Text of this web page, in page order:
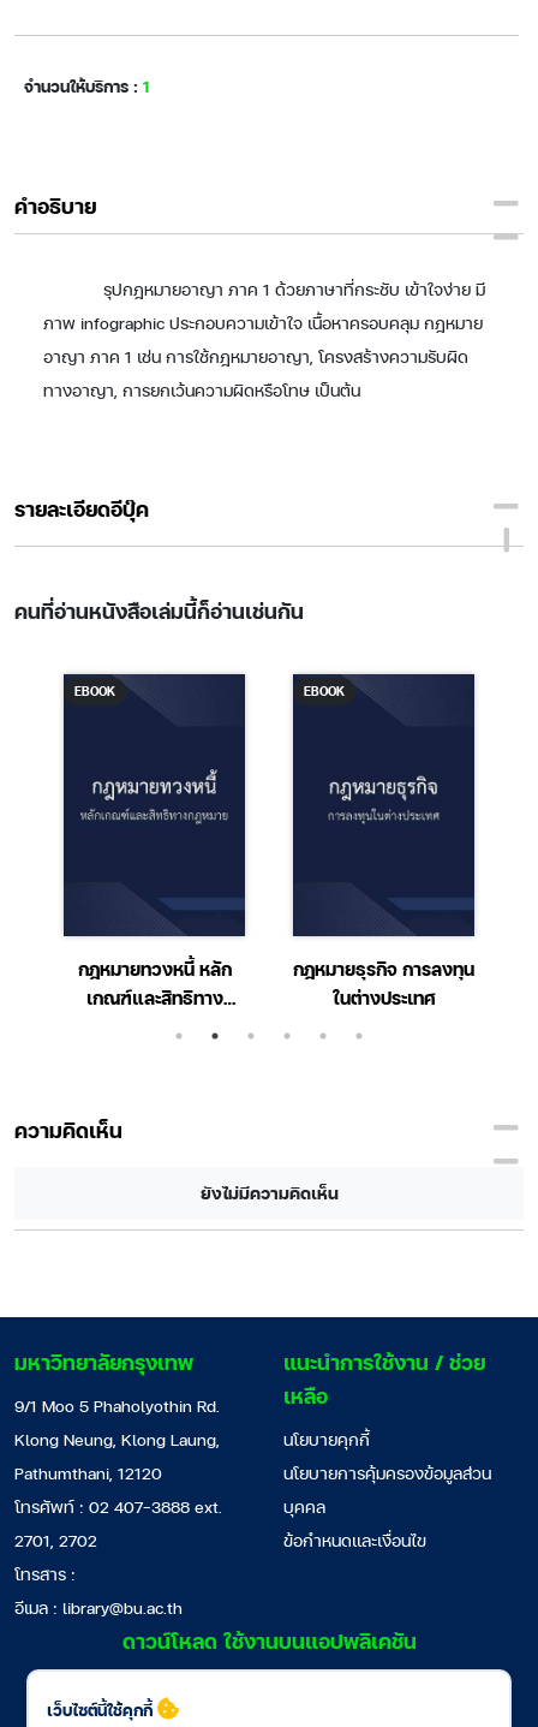
จำนวนให้บริการ : 1
คำอธิบาย
รุปกฎหมายอาญา ภาค 1 ด้วยภาษาที่กระชับ เข้าใจง่าย มี
ภาพ infographic ประกอบความเข้าใจ เนื้อหาครอบคลุม กฎหมาย
อาญา ภาค 1 เช่น การใช้กฎหมายอาญา, โครงสร้างความรับผิด
ทางอาญา, การยกเว้นความผิดหรือโทษ เป็นต้น
รายละเอียดอีบุ๊ค
คนที่อ่านหนังสือเล่มนี้ก็อ่านเช่นกัน
EBOOK
กฎหมายทวงหนี้ หลัก
เกณฑ์และสิทธิทาง
กฎหมาย
EBOOK
กฎหมายธุรกิจ การลงทุน
ในต่างประเทศ
ความคิดเห็น
ยังไม่มีความคิดเห็น
เว็บไซต์นี้ใช้คุกกี้
มหาวิทยาลัยกรุงเทพ
9/1 Moo 5 Phaholyothin Rd.
Klong Neung, Klong Laung,
Pathumthani, 12120
โทรศัพท์ : 02 407-3888 ext.
2701, 2702
โทรสาร :
อีเมล : library@bu.ac.th
แนะนำการใช้งาน / ช่วย
เหลือ
นโยบายคุกกี้
นโยบายการคุ้มครองข้อมูลส่วน
บุคคล
ข้อกำหนดและเงื่อนไข
ดาวน์โหลด ใช้งานบนแอปพลิเคชัน